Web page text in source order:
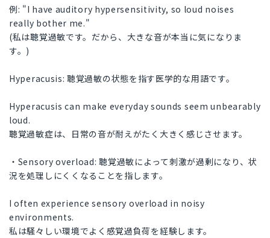
例: "I have auditory hypersensitivity, so loud noises
really bother me."
(私は聴覚過敏です。だから、大きな音が本当に気になりま
す。)
Hyperacusis: 聴覚過敏の状態を指す医学的な用語です。
Hyperacusis can make everyday sounds seem unbearably
loud.
聴覚過敏症は、日常の音が耐えがたく大きく感じさせます。
・Sensory overload: 聴覚過敏によって刺激が過剰になり、状
況を処理しにくくなることを指します。
I often experience sensory overload in noisy
environments.
私は騒々しい環境でよく感覚過負荷を経験します。